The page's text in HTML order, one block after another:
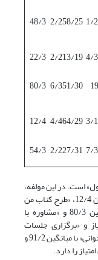
1/
8/25
2/25
48/3
4/
3/19
2/21
22/3
19
1/30
6/35
80/3
3/
4/29
4/46
12/4
7/
7/31
2/22
54/3
«محصول» است. در این مولفه،
«تمدید کتاب از طریق تلفن یا اینترنت» با میانگین 12/4، «طرح کتاب من
(سفارش کتاب از طریق خود اعضا)» با میانگین 80/3 و «مشاوره با
بیشترین امتیاز و «برگزاری جلسات
مذهبی» با میانگین 59/2، «برگزاری جلسات کتابخوانی» با میانگین 91/2 و